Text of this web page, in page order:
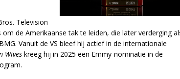
Television
de Amerikaanse tak te leiden, die later verderging
Vanuit de VS bleef hij actief in de internationale
Wives kreeg hij in 2025 een Emmy-nominatie in de